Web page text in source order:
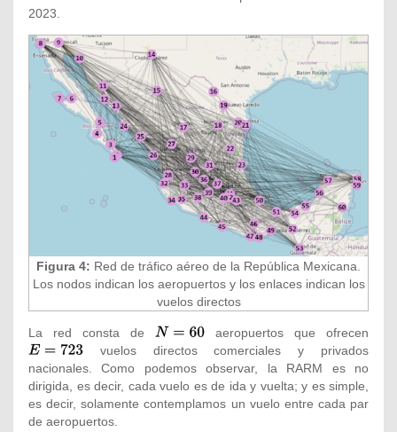
2023.
Figura 4: Red de tráfico aéreo de la República Mexicana.
Los nodos indican los aeropuertos y los enlaces indican los
vuelos directos
La red consta de{\textstyle
N=60}
aeropuertos que ofrecen
vuelos directos comerciales y privados
nacionales. Como podemos observar, la RARM es no
dirigida, es decir, cada vuelo es de ida y vuelta; y es simple,
es decir, solamente contemplamos un vuelo entre cada par
de aeropuertos.